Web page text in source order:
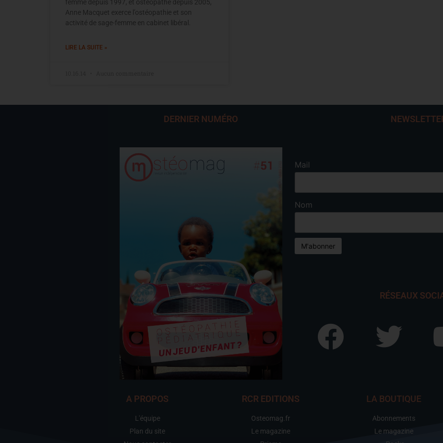
femme depuis 1997, et ostéopathe depuis 2005,
Anne Macquet exerce l’ostéopathie et son
activité de sage-femme en cabinet libéral.
LIRE LA SUITE »
DERNIER NUMÉRO
Mail
Nom
RÉSEAUX
A PROPOS
L'équipe
Plan du site
RCR EDITIONS
Osteomag.fr
Le magazine
LA BOUTIQUE
Abonnements
Le magazine